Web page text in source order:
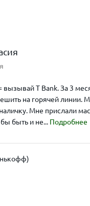
вызывай T Bank. За 3
на горячей линии.
Мне прислали
быть и не... Подробнее